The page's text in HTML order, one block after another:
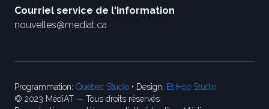
Courriel service de l'information
nouvelles@mediat.ca
Programmation: Québec Studio • Design: Et Hop Studio
© 2023 MédiAT — Tous droits réservés